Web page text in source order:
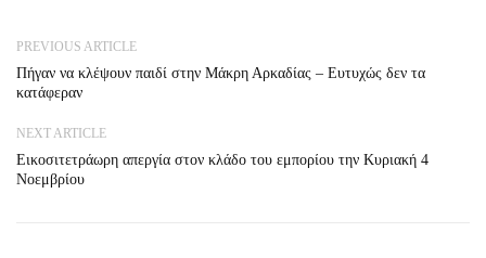
PREVIOUS ARTICLE
Πήγαν να κλέψουν παιδί στην Μάκρη Αρκαδίας – Ευτυχώς δεν τα
κατάφεραν
NEXT ARTICLE
Εικοσιτετράωρη απεργία στον κλάδο του εμπορίου την Κυριακή 4
Νοεμβρίου